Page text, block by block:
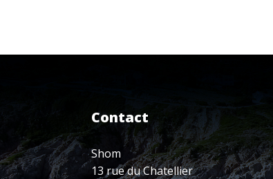
Contact
Shom
13 rue du Chatellier